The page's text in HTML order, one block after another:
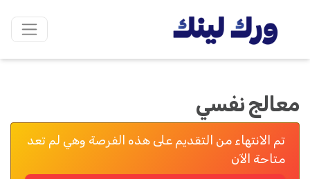
معالج نفسي
تم الانتهاء من التقديم على هذه الفرصة وهي لم تعد
متاحة الآن